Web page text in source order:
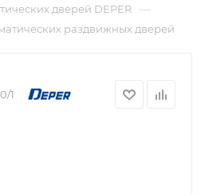
дверей DEPER —
раздвижных дверей
1